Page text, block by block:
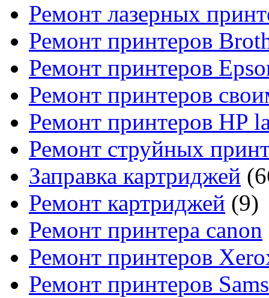
Ремонт лазерных
Ремонт принтеров
Ремонт принтеров
Ремонт принтеров
Ремонт принтеров HP
Ремонт струйных
Заправка картриджей
Ремонт картриджей (9)
Ремонт принтера canon
Ремонт принтеров
Ремонт принтеров